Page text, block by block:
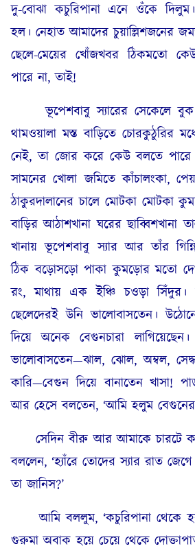
দু-বোঝা কচুরিপানা এনে ওঁকে দিলুম।
হল। নেহাত আমাদের চুয়াল্লিশজনের
ছেলে-মেয়ের খোঁজখবর ঠিকমতো
পারে না, তাই!
ভূপেশবাবু স্যারের সেকেলে বুক
থামওয়ালা মস্ত বাড়িতে চোরকুঠুরির
নেই, তা জোর করে কেউ বলতে পারে
সামনের খোলা জমিতে কাঁচালংকা,
ঠাকুরদালানের চালে মোটকা মোটকা
বাড়ির আঠাশখানা ঘরের ছাব্বিশখানা
খানায় ভূপেশবাবু স্যার আর তাঁর
ঠিক বড়োসড়ো পাকা কুমড়োর মতো
রং, মাথায় এক ইঞ্চি চওড়া সিঁদুর।
ছেলেদেরই উনি ভালোবাসতেন।
দিয়ে অনেক বেগুনচারা
ভালোবাসতেন—ঝাল, ঝোল, অম্বল,
কারি—বেগুন দিয়ে বানাতেন খাসা!
আর হেসে বলতেন, ‘আমি হলুম
সেদিন বীরু আর আমাকে চারটে
বললেন, ‘হ্যাঁরে তোদের স্যার রাত
তা জানিস?’
আমি বললুম, ‘কচুরিপানা থেকে
গুরুমা অবাক হয়ে চেয়ে থেকে